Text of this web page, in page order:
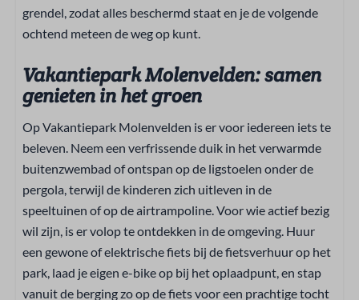
Kledinghangers: 6
Familie/Kinderen
Babybedje tegen betaling
Kinderstoel tegen betaling
Kindvriendelijk
Toegankelijkheid
Gelijkvloers
Keuken
Pannen
grendel, zodat alles beschermd staat en je de volgende
ochtend meteen de weg op kunt.
Vakantiepark Molenvelden: samen
genieten in het groen
Op Vakantiepark Molenvelden is er voor iedereen iets te
beleven. Neem een verfrissende duik in het verwarmde
buitenzwembad of ontspan op de ligstoelen onder de
pergola, terwijl de kinderen zich uitleven in de
speeltuinen of op de airtrampoline. Voor wie actief bezig
wil zijn, is er volop te ontdekken in de omgeving. Huur
een gewone of elektrische fiets bij de fietsverhuur op het
park, laad je eigen e-bike op bij het oplaadpunt, en stap
vanuit de berging zo op de fiets voor een prachtige tocht